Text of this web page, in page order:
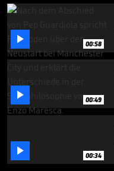
 00:58
 00:49
 00:34